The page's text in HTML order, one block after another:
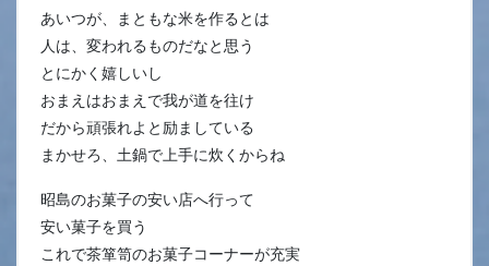
あいつが、まともな米を作るとは
人は、変われるものだなと思う
とにかく嬉しいし
おまえはおまえで我が道を往け
だから頑張れよと励ましている
まかせろ、土鍋で上手に炊くからね
昭島のお菓子の安い店へ行って
安い菓子を買う
これで茶箪笥のお菓子コーナーが充実